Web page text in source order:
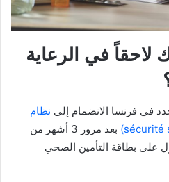
لاحقاً في الرعاية
في فرنسا الانضمام إلى نظام
بعد مرور 3 أشهر من
على بطاقة التأمين الصحي